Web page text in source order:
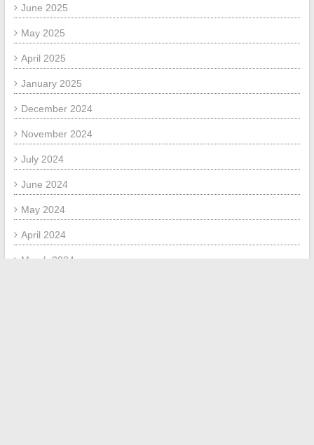
June 2025
May 2025
April 2025
January 2025
December 2024
November 2024
July 2024
June 2024
May 2024
April 2024
March 2024